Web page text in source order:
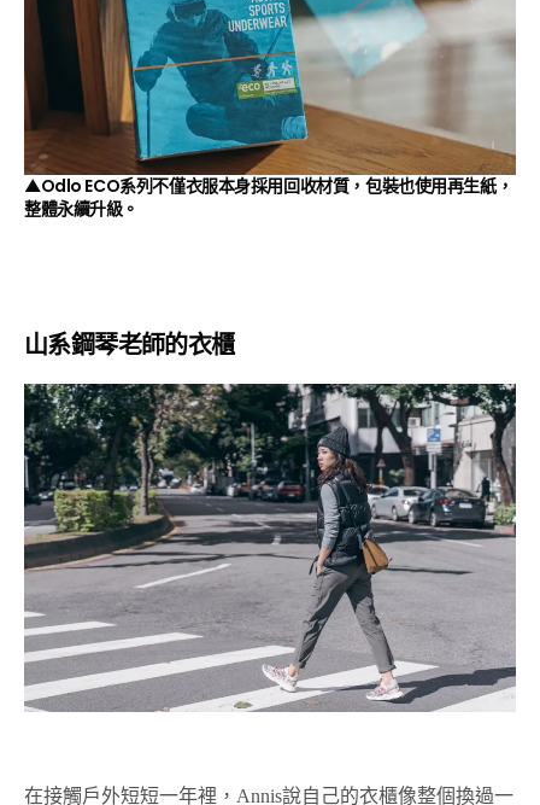
▲Odlo ECO系列不僅衣服本身採用回收材質，包裝也使用再生紙，
整體永續升級。
山系鋼琴老師的衣櫃
在接觸戶外短短一年裡，Annis說自己的衣櫃像整個換過一